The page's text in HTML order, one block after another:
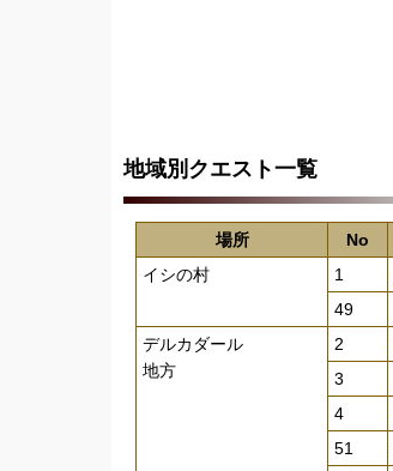
地域別クエスト一覧
場所 No
イシの村
1
49
デルカダール
地方
2
3
4
51